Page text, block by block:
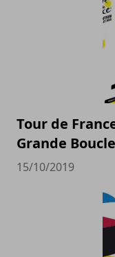
Tour de
Grande Boucle
15/10/2019